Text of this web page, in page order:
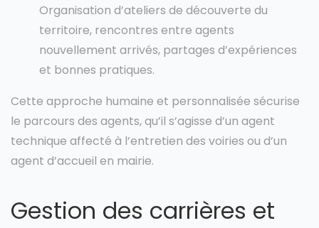
Organisation d’ateliers de découverte du
territoire, rencontres entre agents
nouvellement arrivés, partages d’expériences
et bonnes pratiques.
Cette approche humaine et personnalisée sécurise
le parcours des agents, qu’il s’agisse d’un agent
technique affecté à l’entretien des voiries ou d’un
agent d’accueil en mairie.
Gestion des carrières et